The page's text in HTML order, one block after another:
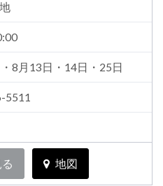
8月13日・14日・25日
5511
地図